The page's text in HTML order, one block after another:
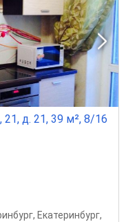
д. 21, 39 м², 8/16
, Екатеринбург,